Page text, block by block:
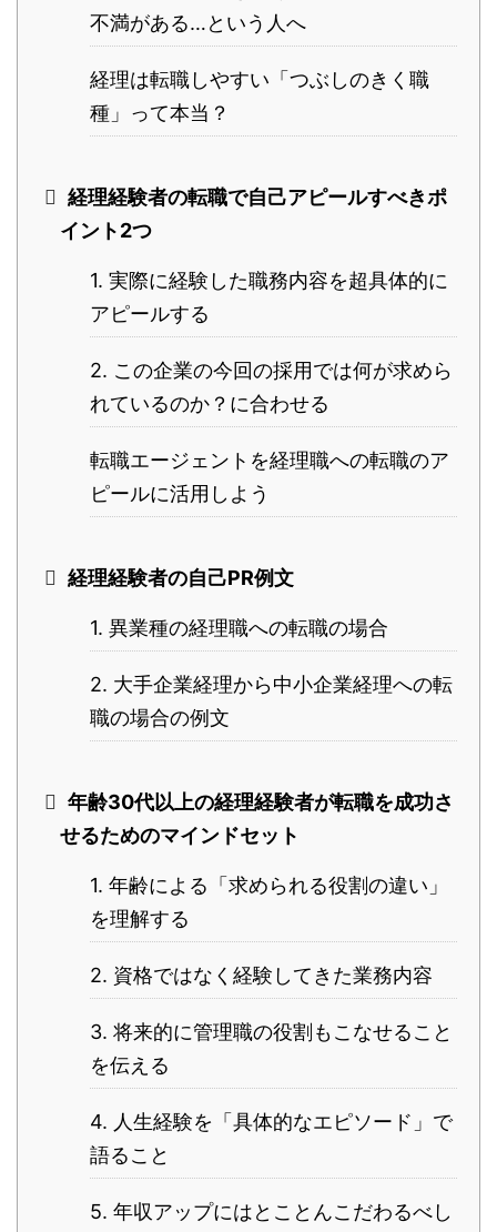
不満がある…という人へ
経理は転職しやすい「つぶしのきく職
種」って本当？
経理経験者の転職で自己アピールすべきポ
イント2つ
1. 実際に経験した職務内容を超具体的に
アピールする
2. この企業の今回の採用では何が求めら
れているのか？に合わせる
転職エージェントを経理職への転職のア
ピールに活用しよう
経理経験者の自己PR例文
1. 異業種の経理職への転職の場合
2. 大手企業経理から中小企業経理への転
職の場合の例文
年齢30代以上の経理経験者が転職を成功さ
せるためのマインドセット
1. 年齢による「求められる役割の違い」
を理解する
2. 資格ではなく経験してきた業務内容
3. 将来的に管理職の役割もこなせること
を伝える
4. 人生経験を「具体的なエピソード」で
語ること
5. 年収アップにはとことんこだわるべし